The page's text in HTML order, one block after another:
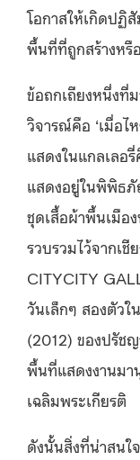
โอกาสให้เกิดปฏิ
พื้นที่ที่ถูกสร้างหรื
ข้อถกเถียงหนึ่งที่
วิจารณ์คือ ‘เมื่อไ
แสดงในแกลเลอ
แสดงอยู่ในพิพิธ
ชุดเสื้อผ้าพื้นเมือ
รวบรวมไว้จากเ
CITYCITY
วันเล็กๆ สองตัวใ
(2012) ของปรัช
พื้นที่แสดงงานม
เฉลิมพระเกียรติ
ดังนั้นสิ่งที่น่าสนใ